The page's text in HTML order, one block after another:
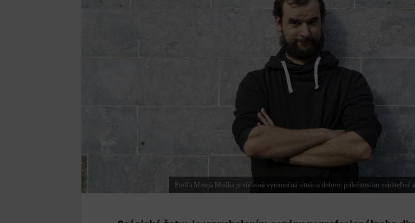
Podľa Mateja Moška je súčasná výnimočná situácia dobrou príležitosťou zviditeľniť